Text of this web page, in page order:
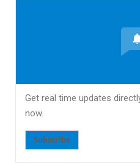
Get real time updates
now.
Subscribe